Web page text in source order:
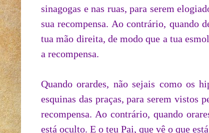
sinagogas e nas ruas, para serem
sua recompensa. Ao contrário, quando
tua mão direita, de modo que a tua
a recompensa.
Quando orardes, não sejais como os
esquinas das praças, para serem vistos
recompensa. Ao contrário, quando
está oculto. E o teu Pai, que vê o que